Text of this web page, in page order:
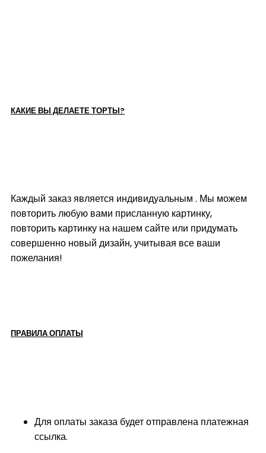
КАКИЕ ВЫ ДЕЛАЕТЕ ТОРТЫ?
Каждый заказ является индивидуальным . Мы можем
повторить любую вами присланную картинку,
повторить картинку на нашем сайте или придумать
совершенно новый дизайн, учитывая все ваши
пожелания!
ПРАВИЛА ОПЛАТЫ
Для оплаты заказа будет отправлена платежная
ссылка.